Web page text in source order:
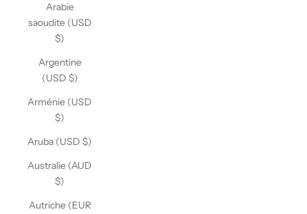
Arabie
saoudite (USD
$)
Argentine
(USD $)
Arménie (USD
$)
Aruba (USD $)
Australie (AUD
$)
Autriche (EUR